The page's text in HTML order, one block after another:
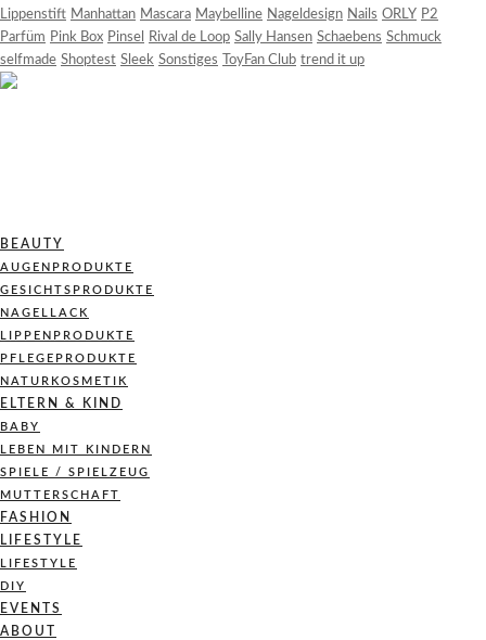
Lippenstift Manhattan Mascara Maybelline Nageldesign Nails ORLY P2
Parfüm Pink Box Pinsel Rival de Loop Sally Hansen Schaebens Schmuck
selfmade Shoptest Sleek Sonstiges ToyFan Club trend it up
BEAUTY
AUGENPRODUKTE
GESICHTSPRODUKTE
NAGELLACK
LIPPENPRODUKTE
PFLEGEPRODUKTE
NATURKOSMETIK
ELTERN & KIND
BABY
LEBEN MIT KINDERN
SPIELE / SPIELZEUG
MUTTERSCHAFT
FASHION
LIFESTYLE
LIFESTYLE
DIY
EVENTS
ABOUT